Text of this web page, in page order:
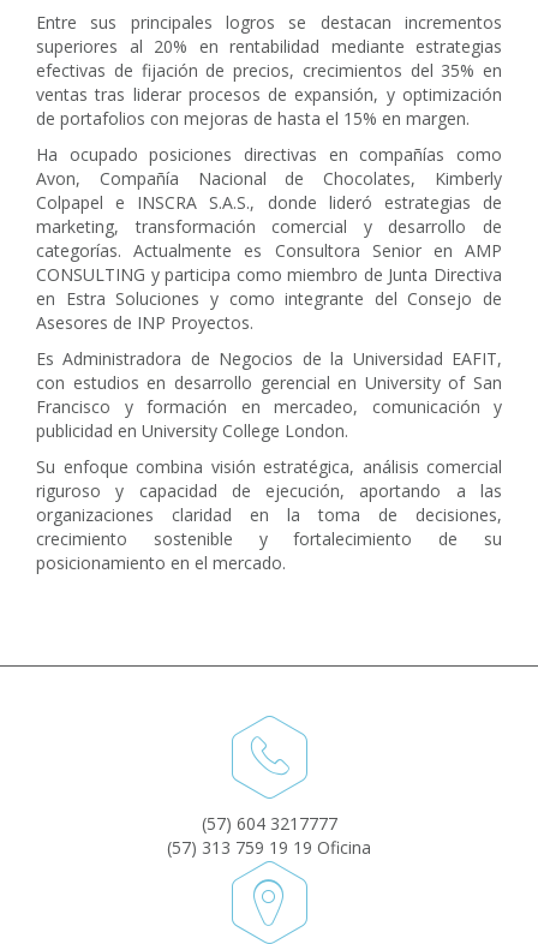
Entre sus principales logros se destacan incrementos
superiores al 20% en rentabilidad mediante estrategias
efectivas de fijación de precios, crecimientos del 35% en
ventas tras liderar procesos de expansión, y optimización
de portafolios con mejoras de hasta el 15% en margen.
Ha ocupado posiciones directivas en compañías como
Avon, Compañía Nacional de Chocolates, Kimberly
Colpapel e INSCRA S.A.S., donde lideró estrategias de
marketing, transformación comercial y desarrollo de
categorías. Actualmente es Consultora Senior en AMP
CONSULTING y participa como miembro de Junta Directiva
en Estra Soluciones y como integrante del Consejo de
Asesores de INP Proyectos.
Es Administradora de Negocios de la Universidad EAFIT,
con estudios en desarrollo gerencial en University of San
Francisco y formación en mercadeo, comunicación y
publicidad en University College London.
Su enfoque combina visión estratégica, análisis comercial
riguroso y capacidad de ejecución, aportando a las
organizaciones claridad en la toma de decisiones,
crecimiento sostenible y fortalecimiento de su
posicionamiento en el mercado.
(57) 604 3217777
(57) 313 759 19 19 Oficina